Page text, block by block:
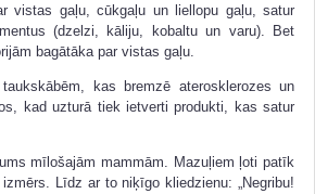
vistas gaļu, cūkgaļu un liellopu gaļu, satur
(dzelzi, kāliju, kobaltu un varu). Bet
bagātāka par vistas gaļu.
kas bremzē aterosklerozes un
kad uzturā tiek ietverti produkti, kas satur
mīlošajām mammām. Mazuļiem ļoti patīk
Līdz ar to niķīgo kliedzienu: „Negribu!